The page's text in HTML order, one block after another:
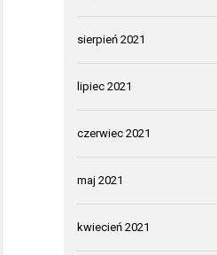
sierpień 2021
lipiec 2021
czerwiec 2021
maj 2021
kwiecień 2021